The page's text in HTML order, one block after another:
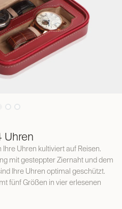
Uhren
Uhren kultiviert auf Reisen.
mit gesteppter Ziernaht und dem
Ihre Uhren optimal geschützt.
fünf Größen in vier erlesenen